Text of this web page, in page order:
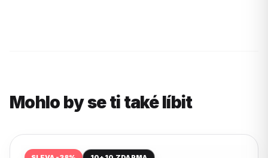
Mohlo by se ti také líbit